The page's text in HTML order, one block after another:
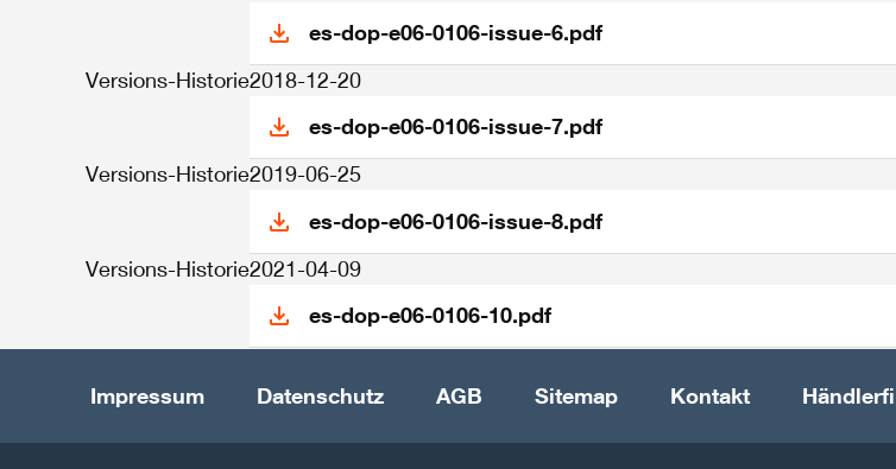
es-dop-e06-0106-issue-6.pdf
Versions-Historie2018-12-20
es-dop-e06-0106-issue-7.pdf
Versions-Historie2019-06-25
es-dop-e06-0106-issue-8.pdf
Versions-Historie2021-04-09
es-dop-e06-0106-10.pdf
Impressum Datenschutz AGB Sitemap Kontakt